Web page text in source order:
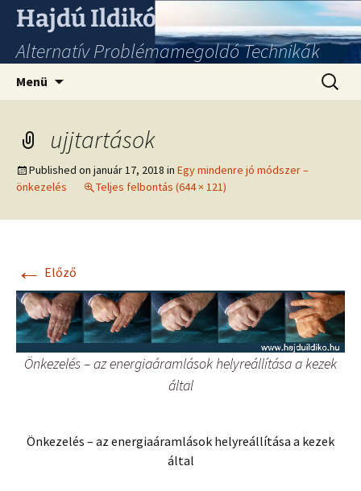
Hajdú Ildikó
Alternatív Problémamegoldó Technikák
Menü
ujjtartások
Published on január 17, 2018 in Egy mindenre jó módszer –
önkezelés
Teljes felbontás (644 × 121)
← Előző
Önkezelés – az energiaáramlások helyreállítása a kezek
által
Önkezelés – az energiaáramlások helyreállítása a kezek
által